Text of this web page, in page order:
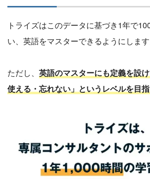
トライズはこのデータに基づき1年で
い、英語をマスターできるようにします
ただし、 英語のマスターにも定義を設
使える・忘れない」というレベルを目